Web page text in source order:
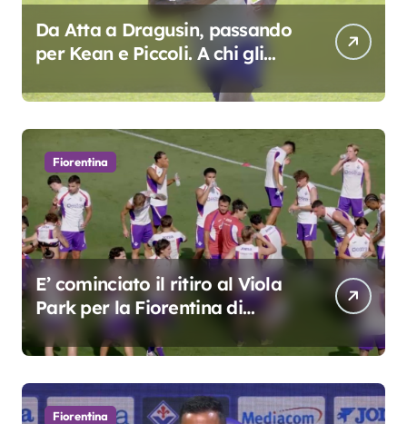
Da Atta a Dragusin, passando
per Kean e Piccoli. A chi gli
oscar del precampionato?
Fiorentina
E’ cominciato il ritiro al Viola
Park per la Fiorentina di
Grosso
Fiorentina